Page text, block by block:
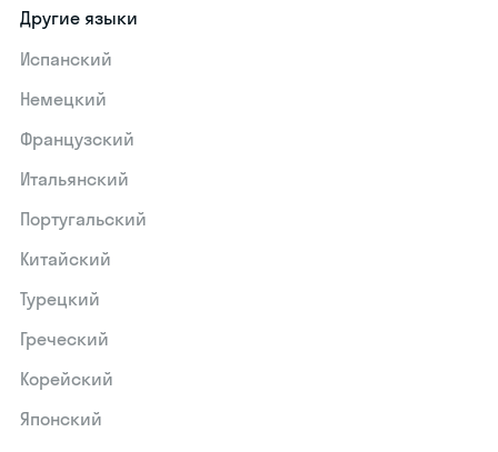
Другие языки
Испанский
Немецкий
Французский
Итальянский
Португальский
Китайский
Турецкий
Греческий
Корейский
Японский